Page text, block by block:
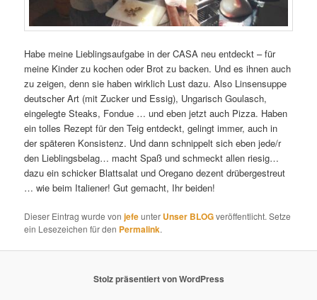
Habe meine Lieblingsaufgabe in der CASA neu entdeckt – für
meine Kinder zu kochen oder Brot zu backen. Und es ihnen auch
zu zeigen, denn sie haben wirklich Lust dazu. Also Linsensuppe
deutscher Art (mit Zucker und Essig), Ungarisch Goulasch,
eingelegte Steaks, Fondue … und eben jetzt auch Pizza. Haben
ein tolles Rezept für den Teig entdeckt, gelingt immer, auch in
der späteren Konsistenz. Und dann schnippelt sich eben jede/r
den Lieblingsbelag… macht Spaß und schmeckt allen riesig…
dazu ein schicker Blattsalat und Oregano dezent drübergestreut
… wie beim Italiener! Gut gemacht, Ihr beiden!
Dieser Eintrag wurde vonjefeunter Unser BLOGveröffentlicht. Setze
ein Lesezeichen für den Permalink.
Stolz präsentiert von WordPress